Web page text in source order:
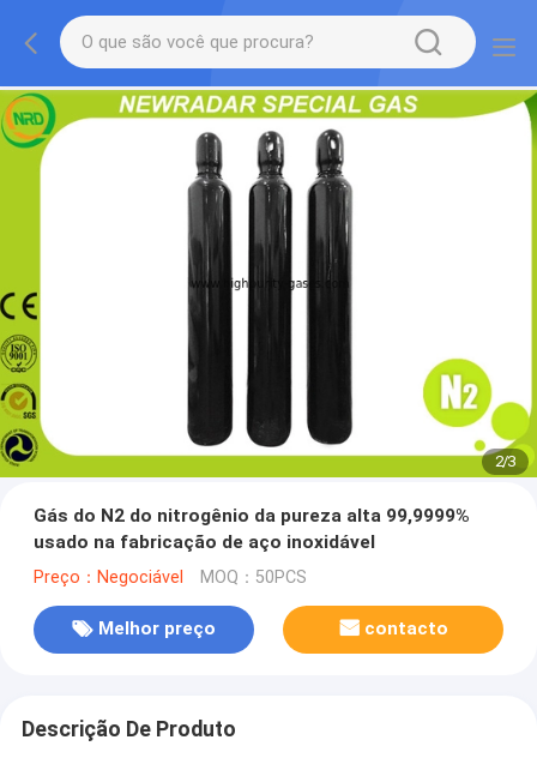
2/3
Gás do N2 do nitrogênio da pureza alta 99,9999%
usado na fabricação de aço inoxidável
Preço：Negociável MOQ：50PCS
Melhor preço contacto
Descrição De Produto